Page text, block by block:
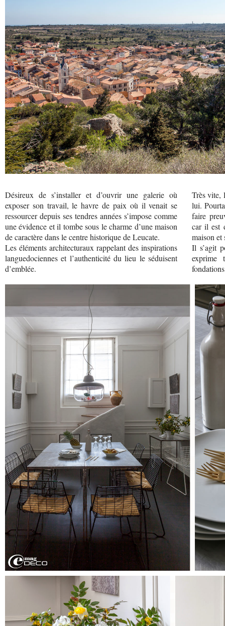
Désireux de s’installer et d’ouvrir une galerie où
exposer son travail, le havre de paix où il venait se
ressourcer depuis ses tendres années s’impose comme
une évidence et il tombe sous le charme d’une maison
de caractère dans le centre historique de Leucate.
Les éléments architecturaux rappelant des inspirations
languedociennes et l’authenticité du lieu le séduisent
d’emblée.
Très vite,
lui.
faire
car il est
maison et
Il s’agit
exprime